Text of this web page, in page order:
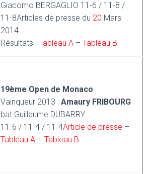
Giacomo BERGAGLIO 11-6 / 11-8 /
11-8Articles de presse du 20 Mars
2014
Résultats : Tableau A – Tableau B
19ème Open de Monaco
Vainqueur 2013 : Amaury FRIBOURG
bat Guillaume DUBARRY
11-6 / 11-4 / 11-4Article de presse –
Tableau A – Tableau B